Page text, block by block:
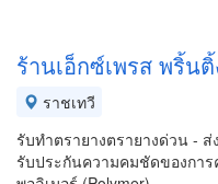
ร้านเอ็กซ์เพรส พริ้นติ้
ราชเทวี
รับทำตรายางตรายางด่วน - ส่ง
รับประกันความคมชัดของกา